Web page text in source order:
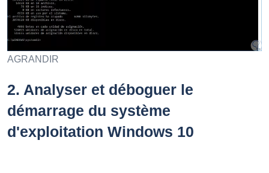
AGRANDIR
2. Analyser et déboguer le
démarrage du système
d'exploitation Windows 10